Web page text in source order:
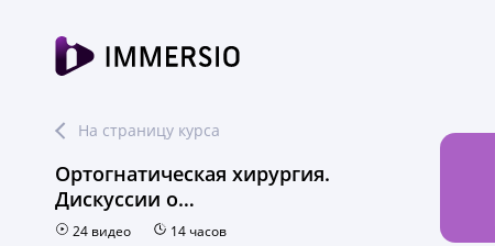
На страницу курса
Ортогнатическая хирургия.
Дискуссии о…
24 видео 14 часов